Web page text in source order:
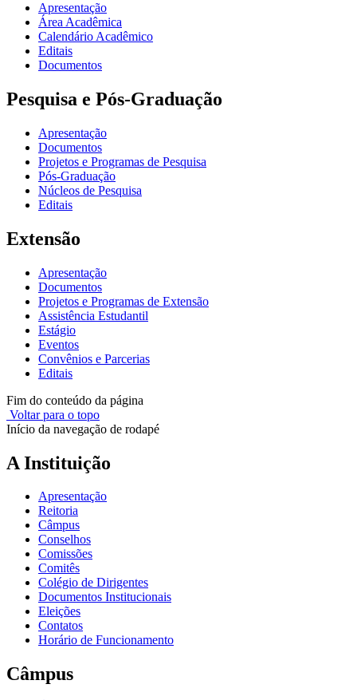
Apresentação
Área Acadêmica
Calendário Acadêmico
Editais
Documentos
Pesquisa e Pós-Graduação
Apresentação
Documentos
Projetos e Programas de Pesquisa
Pós-Graduação
Núcleos de Pesquisa
Editais
Extensão
Apresentação
Documentos
Projetos e Programas de Extensão
Assistência Estudantil
Estágio
Eventos
Convênios e Parcerias
Editais
Fim do conteúdo da página
Voltar para o topo
Início da navegação de rodapé
A Instituição
Apresentação
Reitoria
Câmpus
Conselhos
Comissões
Comitês
Colégio de Dirigentes
Documentos Institucionais
Eleições
Contatos
Horário de Funcionamento
Câmpus